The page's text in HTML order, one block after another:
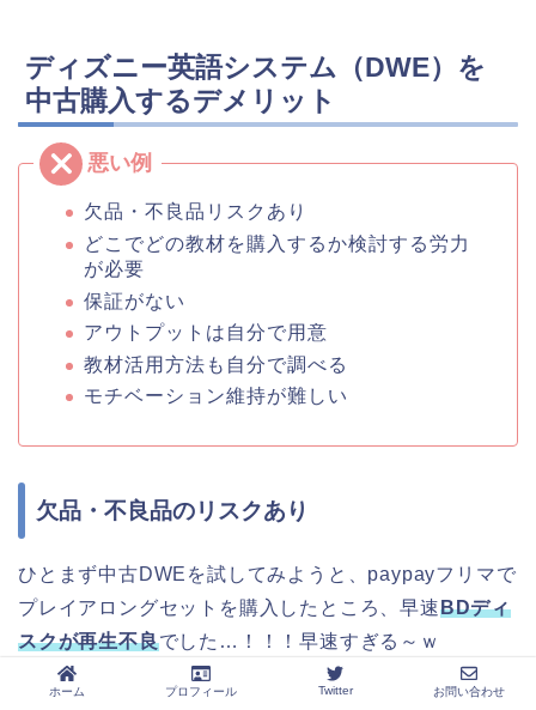
ディズニー英語システム（DWE）を
中古購入するデメリット
欠品・不良品リスクあり
どこでどの教材を購入するか検討する労力
が必要
保証がない
アウトプットは自分で用意
教材活用方法も自分で調べる
モチベーション維持が難しい
欠品・不良品のリスクあり
ひとまず中古DWEを試してみようと、paypayフリマで
プレイアロングセットを購入したところ、早速BDディ
スクが再生不良でした…！！！早速すぎる～ｗ
ホーム プロフィール Twitter お問い合わせ